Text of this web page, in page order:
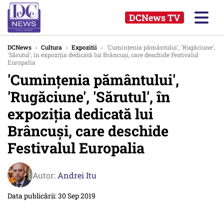
DCNews TV
DCNews › Cultura › Expozitii › 'Cuminţenia pământului', 'Rugăciune',
'Sărutul', în expoziţia dedicată lui Brâncuşi, care deschide Festivalul
Europalia
'Cuminţenia pământului',
'Rugăciune', 'Sărutul', în
expoziţia dedicată lui
Brâncuşi, care deschide
Festivalul Europalia
Autor: Andrei Itu
Data publicării: 30 Sep 2019